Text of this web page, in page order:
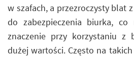
w szafach, a przezroczysty blat
do zabezpieczenia biurka, co
znaczenie przy korzystaniu z
dużej wartości. Często na